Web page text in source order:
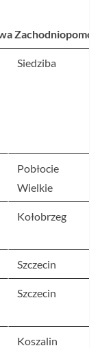
Siedziba
Pobłocie
Wielkie
Kołobrzeg
Szczecin
Szczecin
Koszalin